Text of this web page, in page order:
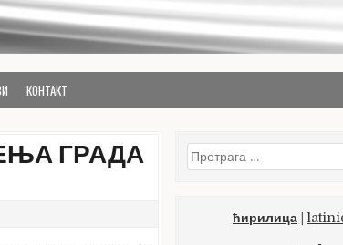
КОНТАКТ
ГРАДА
Претрага
за:
ћирилица